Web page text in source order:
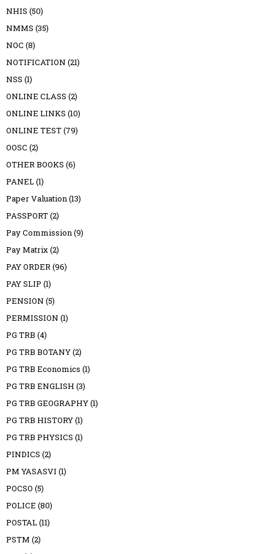
NHIS (50)
NMMS (35)
NOC (8)
NOTIFICATION (21)
NSS (1)
ONLINE CLASS (2)
ONLINE LINKS (10)
ONLINE TEST(79)
OOSC (2)
OTHER BOOKS (6)
PANEL(1)
Paper Valuation(13)
PASSPORT(2)
Pay Commission(9)
Pay Matrix(2)
PAY ORDER(96)
PAY SLIP (1)
PENSION (5)
PERMISSION (1)
PG TRB (4)
PG TRB BOTANY(2)
PG TRB Economics (1)
PG TRB ENGLISH (3)
PG TRB GEOGRAPHY(1)
PG TRB HISTORY(1)
PG TRB PHYSICS (1)
PINDICS (2)
PM YASASVI (1)
POCSO (5)
POLICE (80)
POSTAL(11)
PSTM (2)